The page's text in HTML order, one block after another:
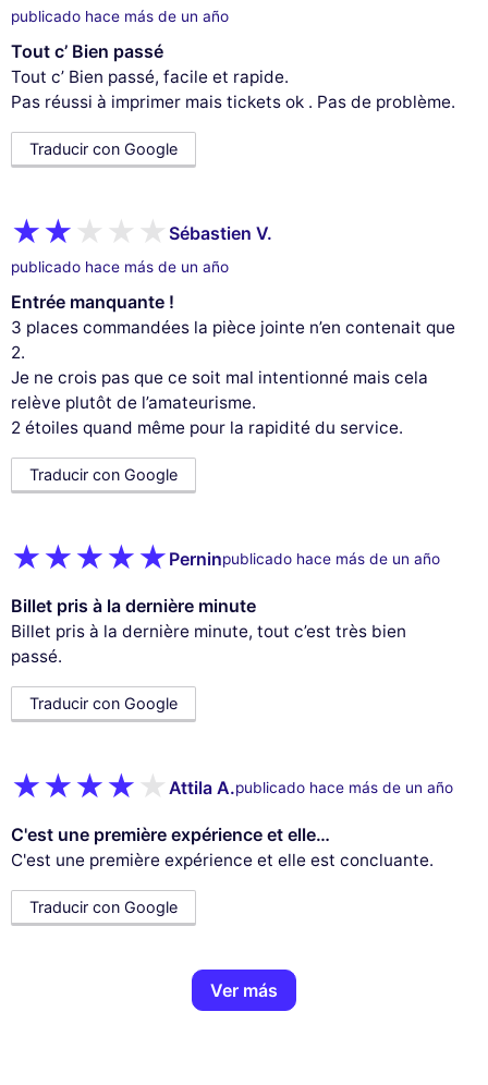
publicado hace más de un año
Tout c’ Bien passé
Tout c’ Bien passé, facile et rapide.
Pas réussi à imprimer mais tickets ok . Pas de problème.
Traducir con Google
Sébastien V.
publicado hace más de un año
Entrée manquante !
3 places commandées la pièce jointe n’en contenait que
2.
Je ne crois pas que ce soit mal intentionné mais cela
relève plutôt de l’amateurisme.
2 étoiles quand même pour la rapidité du service.
Traducir con Google
Perninpublicado hace más de un año
Billet pris à la dernière minute
Billet pris à la dernière minute, tout c’est très bien
passé.
Traducir con Google
Attila A.publicado hace más de un año
C'est une première expérience et elle…
C'est une première expérience et elle est concluante.
Traducir con Google
Ver más